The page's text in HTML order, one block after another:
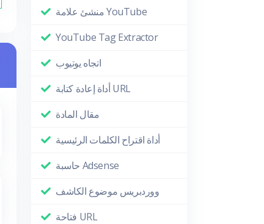
منشئ علامة YouTube
YouTube Tag Extractor
اتجاه يوتيوب
أداة إعادة كتابة URL
مقال المادة
أداة اقتراح الكلمات الرئيسية
حاسبة Adsense
ووردبريس موضوع الكاشف
فتاحة URL